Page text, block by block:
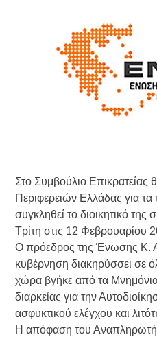
Στο Συμβούλιο
Περιφερειών Ελλάδας για τα
συγκληθεί το διοικητικό της
Τρίτη στις 12 Φεβρουαρίου
Ο πρόεδρος της Ένωσης Κ.
κυβέρνηση διακηρύσσει σε
χώρα βγήκε από τα
διαρκείας για την
ασφυκτικού ελέγχου και
Η απόφαση του